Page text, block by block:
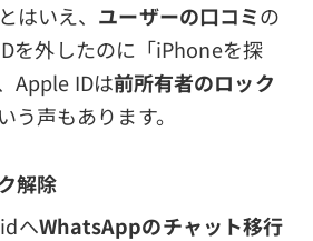
はいえ、 ユーザーの口コミの
を外したのに「iPhoneを探
Apple IDは前所有者のロック
う声もあります。
解除
へWhatsAppのチャット移行